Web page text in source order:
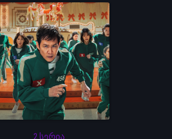
2 სერია